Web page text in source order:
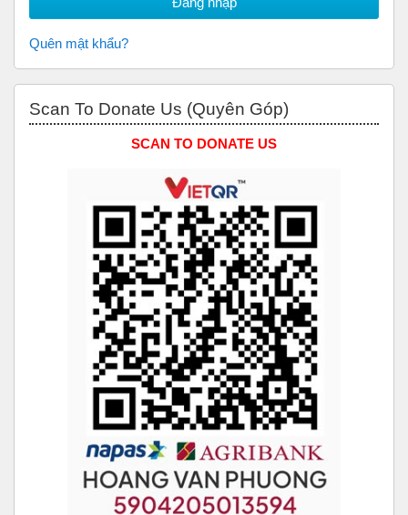
Quên mật khẩu?
Scan To Donate Us (Quyên Góp)
SCAN TO DONATE US